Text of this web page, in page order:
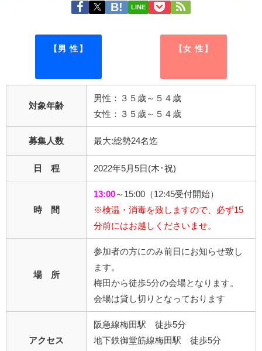
LINE
【男 性】 【女 性】
対象年齢
男性：３５歳～５４歳
女性：３５歳～５４歳
募集人数 最大:総勢24名迄
日 程 2022年5月5日(木･祝)
時 間
13:00 ～15:00（12:45受付開始）
※検温・消毒を致しますので、必ず15
分前にはお越しくださいませ。
場 所
参加者の方にのみ前日にお知らせ致し
ます。
梅田から徒歩5分の会場となります。
会場は貸し切りとなっております
アクセス
阪急線梅田駅 徒歩5分
地下鉄御堂筋線梅田駅 徒歩5分